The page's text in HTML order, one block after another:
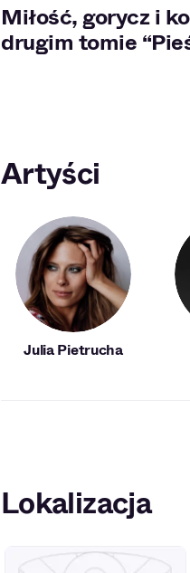
Miłość, gorycz i
drugim tomie
Artyści
Julia Pietrucha
Lokalizacja